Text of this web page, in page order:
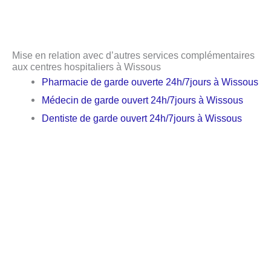
Mise en relation avec d’autres services complémentaires
aux centres hospitaliers à Wissous
Pharmacie de garde ouverte 24h/7jours à Wissous
Médecin de garde ouvert 24h/7jours à Wissous
Dentiste de garde ouvert 24h/7jours à Wissous